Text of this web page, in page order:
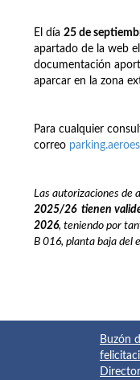
El día 25 de
apartado de la web el
documentación
aparcar en la zona
Para cualquier
correo
Las autorizaciones de
2025/26 tienen
2026, teniendo por
B 016, planta baja del
Buzón